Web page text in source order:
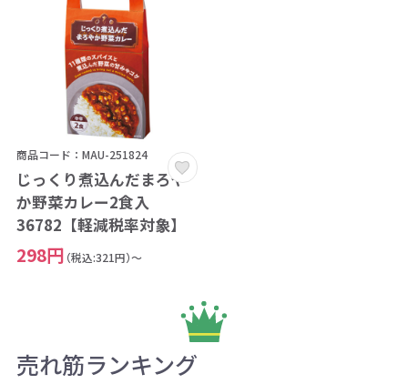
商品コード：MAU-251824
じっくり煮込んだまろや
か野菜カレー2食入
36782【軽減税率対象】
298円 （税込:321円）～
売れ筋ランキング